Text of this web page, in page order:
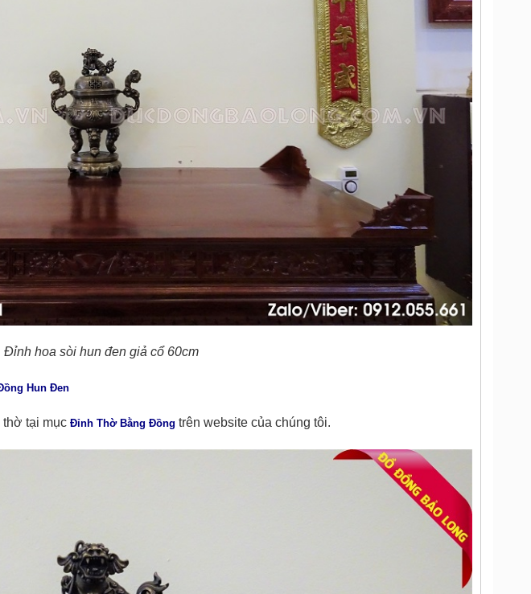
Đỉnh hoa sòi hun đen giả cổ 60cm
Hun Đen
thờ tại mục Đỉnh Thờ Bằng Đồng trên website của chúng tôi.